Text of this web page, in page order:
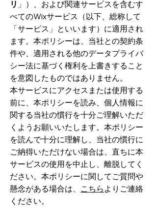
リ 」）、および関連サービスを含むす
べてのWixサービス（以下、総称して
「サービス」といいます）に適用され
ます。本ポリシーは、当社との契約条
件や、適用される他のデータプライバ
シー法に基づく権利を上書きすること
を意図したものではありません。
​本サービスにアクセスまたは使用する
前に、本ポリシーを読み、個人情報に
関する当社の慣行を十分ご理解いただ
くようお願いいたします。本ポリシー
を読んで十分に理解し、当社の慣行に
ご納得いただけない場合は、直ちに本
サービスの使用を中止し、離脱してく
ださい。本ポリシーに関してご質問や
懸念がある場合は、 こちら よりご連絡
ください。